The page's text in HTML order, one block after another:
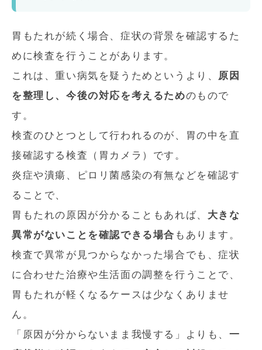
胃もたれが続く場合、症状の背景を確認するた
めに検査を行うことがあります。
これは、重い病気を疑うためというより、 原因
を整理し、今後の対応を考えるためのもので
す。
検査のひとつとして行われるのが、胃の中を直
接確認する検査（胃カメラ）です。
炎症や潰瘍、ピロリ菌感染の有無などを確認す
ることで、
胃もたれの原因が分かることもあれば、 大きな
異常がないことを確認できる場合 もあります。
検査で異常が見つからなかった場合でも、症状
に合わせた治療や生活面の調整を行うことで、
胃もたれが軽くなるケースは少なくありませ
ん。
「原因が分からないまま我慢する」よりも、 一